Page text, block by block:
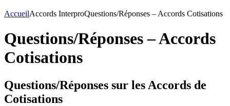
AccueilAccords InterproQuestions/Réponses – Accords Cotisations
Questions/Réponses – Accords
Cotisations
Questions/Réponses sur les Accords de
Cotisations